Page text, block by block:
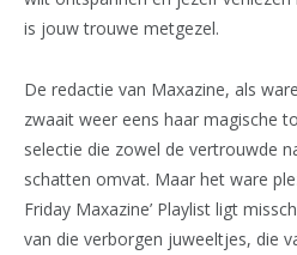
is jouw trouwe metgezel.
De redactie van Maxazine, als
zwaait weer eens haar magische
selectie die zowel de vertrouwde
schatten omvat. Maar het ware
Friday Maxazine’ Playlist ligt
van die verborgen juweeltjes, die